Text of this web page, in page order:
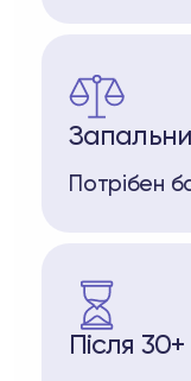
Потрібен
Після 30+